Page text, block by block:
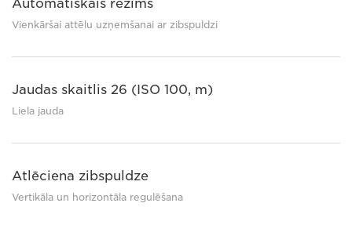
Automātiskais režīms
Vienkāršai attēlu uzņemšanai ar zibspuldzi
Jaudas skaitlis 26 (ISO 100, m)
Liela jauda
Atlēciena zibspuldze
Vertikāla un horizontāla regulēšana